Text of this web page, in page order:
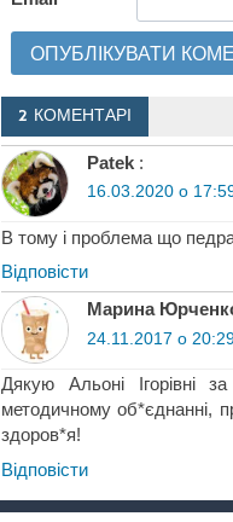
2 КОМЕНТАРІ
Patek :
16.03.2020 о
В тому і проблема що
Відповіcти
Марина
24.11.2017 о
Дякую Альоні Ігорівні
методичному об*єднанні,
здоров*я!
Відповіcти